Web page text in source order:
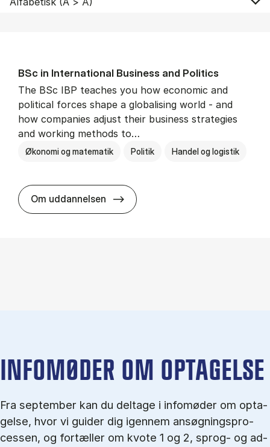
BSc in In­ter­na­tion­al Busi­ness and Polit­ics
The BSc IBP teaches you how economic and
political forces shape a globalising world - and
how companies adjust their business strategies
and working methods to…
Økonomi og matematik Politik Handel og logistik
Om uddannelsen BSc in In­ter­na­tion­al Busi­ness
IN­FO­MØ­DER OM OP­TA­GEL­SE
Fra september kan du del­tage i in­fo­mø­der om op­ta­
gel­se, hvor vi gu­i­der dig igen­nem an­søg­nings­pro­
ces­sen, og for­tæl­ler om kvo­te 1 og 2, sprog- og ad­